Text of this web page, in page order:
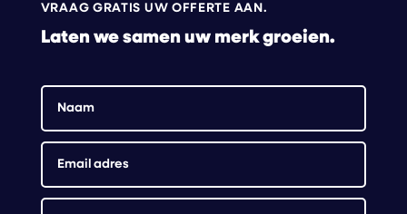
VRAAG GRATIS UW OFFERTE AAN.
Laten we samen uw merk groeien.